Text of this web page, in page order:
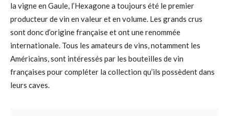
la vigne en Gaule, l’Hexagone a toujours été le premier
producteur de vin en valeur et en volume. Les grands crus
sont donc d’origine française et ont une renommée
internationale. Tous les amateurs de vins, notamment les
Américains, sont intéressés par les bouteilles de vin
françaises pour compléter la collection qu’ils possèdent dans
leurs caves.